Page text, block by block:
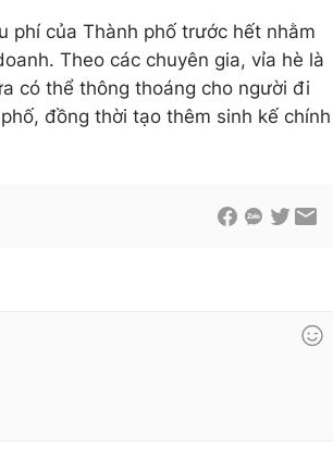
phí của Thành phố trước hết nhằm
Theo các chuyên gia, vỉa hè là
có thể thông thoáng cho người đi
đồng thời tạo thêm sinh kế chính